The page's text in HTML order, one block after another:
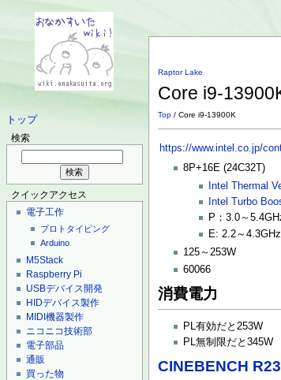
トップ
検索
クイックアクセス
電子工作
プロトタイピング
Arduino
M5Stack
Raspberry Pi
USBデバイス開発
HIDデバイス製作
MIDI機器製作
ニコニコ技術部
電子部品
通販
買った物
Raptor Lake
Core i9-
Top / Core i9-13900K
https://www.intel.co.jp/
8P+16E (24C32T)
Intel Thermal
Intel Turbo
P：3.0～
E: 2.2～4.3GHz
125～253W
60066
消費電力
PL有効だと253W
PL無制限だと345W
CINEBENCH R23